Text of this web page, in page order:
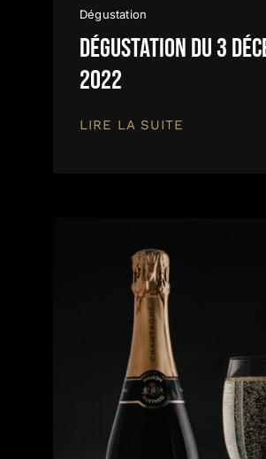
Dégustation
Dégustation du 3
2022
LIRE LA SUITE